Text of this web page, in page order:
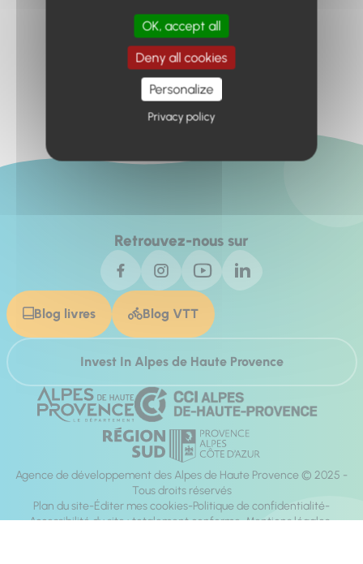
Retour à l'accueil
Retrouvez-nous sur
Blog livres Blog VTT
Invest In Alpes de Haute Provence
Agence de développement des Alpes de Haute Provence © 2025 -
Tous droits réservés
Plan du site Éditer mes cookies Politique de confidentialité
Accessibilité du site : totalement conforme Mentions légales
OK, accept all
Deny all cookies
Personalize
Privacy policy